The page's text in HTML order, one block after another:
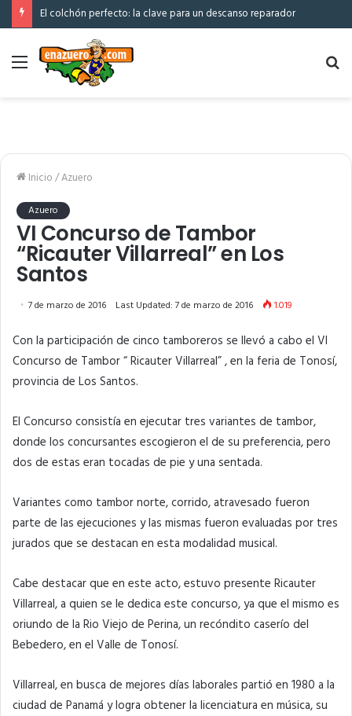
El colchón perfecto: la clave para un descanso reparador
Menú
Inicio/Azuero
Azuero
VI Concurso de Tambor
“Ricauter Villarreal” en Los
Santos
7 de marzo de 2016 Last Updated: 7 de marzo de 2016 1.019
Con la participación de cinco tamboreros se llevó a cabo el VI
Concurso de Tambor “ Ricauter Villarreal” , en la feria de Tonosí,
provincia de Los Santos.
El Concurso consistía en ejecutar tres variantes de tambor,
donde los concursantes escogieron el de su preferencia, pero
dos de estas eran tocadas de pie y una sentada.
Variantes como tambor norte, corrido, atravesado fueron
parte de las ejecuciones y las mismas fueron evaluadas por tres
jurados que se destacan en esta modalidad musical.
Cabe destacar que en este acto, estuvo presente Ricauter
Villarreal, a quien se le dedica este concurso, ya que el mismo es
oriundo de la Rio Viejo de Perina, un recóndito caserío del
Bebedero, en el Valle de Tonosí.
Villarreal, en busca de mejores días laborales partió en 1980 a la
ciudad de Panamá y logra obtener la licenciatura en música, su